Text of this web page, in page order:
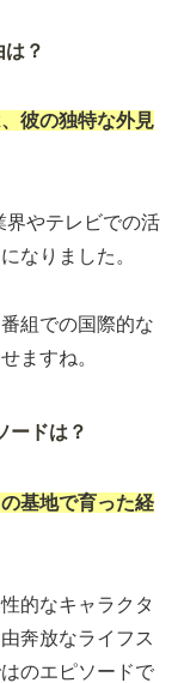
？
彼の独特な外見
界やテレビでの活
なりました。
組での国際的な
ますね。
ードは？
基地で育った経
的なキャラクタ
奔放なライフス
のエピソードで